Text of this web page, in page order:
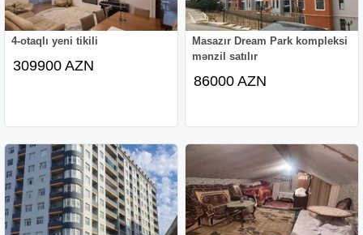
4-otaqlı yeni tikili
309900 AZN
Masazır Dream Park kompleksi
mənzil satılır
86000 AZN